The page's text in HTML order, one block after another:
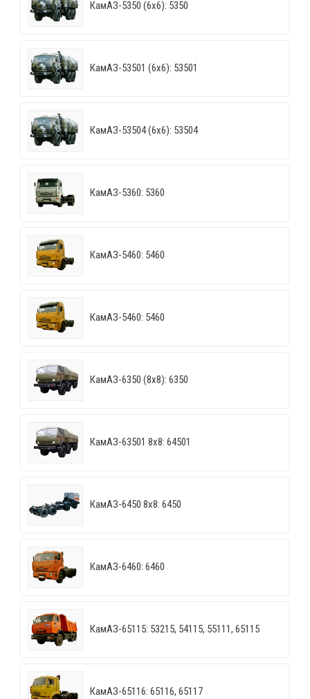
КамАЗ-5350 (6х6): 5350
КамАЗ-53501 (6х6): 53501
КамАЗ-53504 (6х6): 53504
КамАЗ-5360: 5360
КамАЗ-5460: 5460
КамАЗ-5460: 5460
КамАЗ-6350 (8х8): 6350
КамАЗ-63501 8х8: 64501
КамАЗ-6450 8х8: 6450
КамАЗ-6460: 6460
КамАЗ-65115: 53215, 54115, 55111, 65115
КамАЗ-65116: 65116, 65117